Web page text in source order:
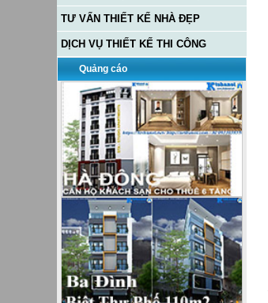
TƯ VẤN THIẾT KẾ NHÀ ĐẸP
DỊCH VỤ THIẾT KẾ THI CÔNG
Quảng cáo